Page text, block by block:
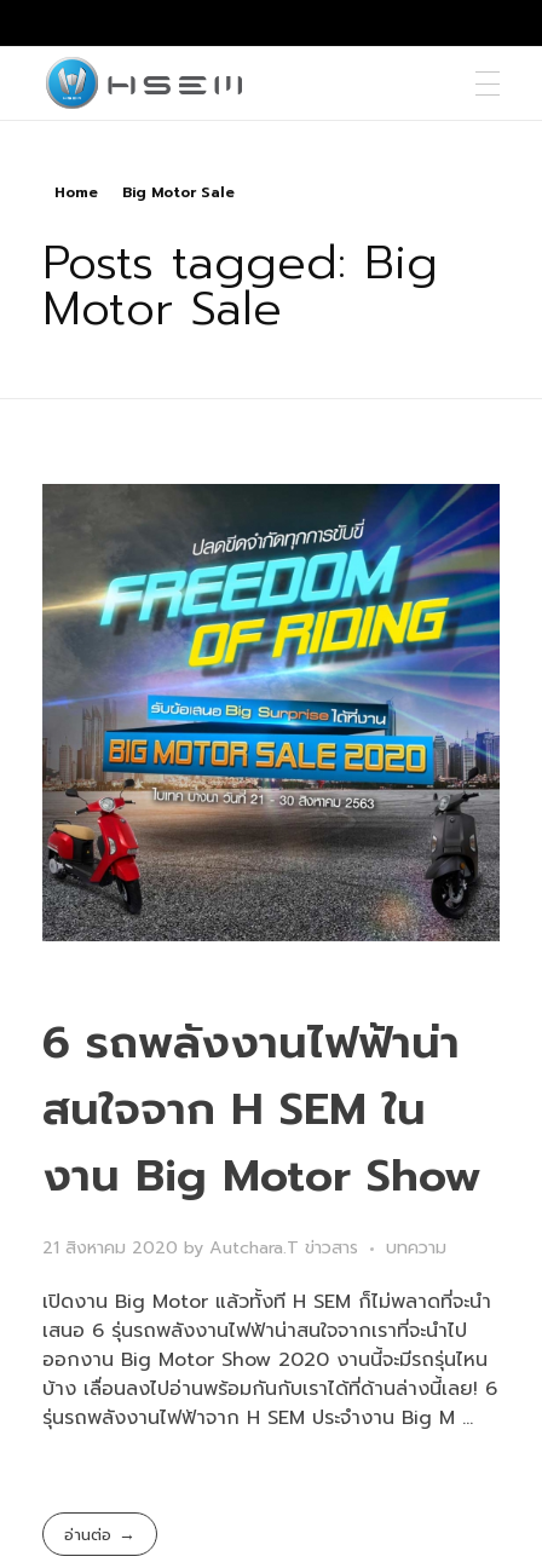
Home Big Motor Sale
Posts tagged: Big
Motor Sale
6 รถพลังงานไฟฟ้าน่า
สนใจจาก H SEM ใน
งาน Big Motor Show
21 สิงหาคม 2020 by Autchara.T ข่าวสาร บทความ
เปิดงาน Big Motor แล้วทั้งที H SEM ก็ไม่พลาดที่จะนำ
เสนอ 6 รุ่นรถพลังงานไฟฟ้าน่าสนใจจากเราที่จะนำไป
ออกงาน Big Motor Show 2020 งานนี้จะมีรถรุ่นไหน
บ้าง เลื่อนลงไปอ่านพร้อมกันกับเราได้ที่ด้านล่างนี้เลย! 6
รุ่นรถพลังงานไฟฟ้าจาก H SEM ประจำงาน Big M ...
อ่านต่อ